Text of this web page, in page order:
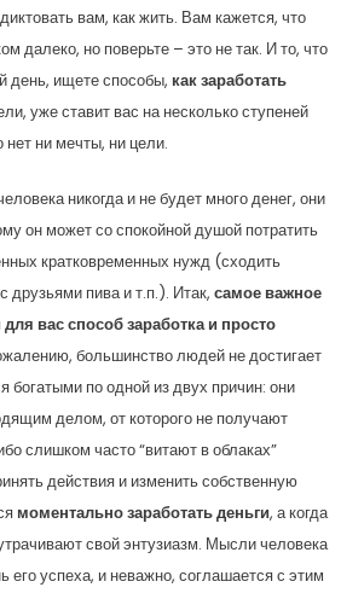
вам, как жить. Вам кажется, что
далеко, но поверьте – это не так. И то, что
день, ищете способы, как заработать
уже ставит вас на несколько ступеней
нет ни мечты, ни цели.
никогда и не будет много денег, они
он может со спокойной душой потратить
кратковременных нужд (сходить
друзьями пива и т.п.). Итак, самое важное
вас способ заработка и просто
большинство людей не достигает
богатыми по одной из двух причин: они
делом, от которого не получают
слишком часто “витают в облаках”
действия и изменить собственную
моментально заработать деньги, а когда
свой энтузиазм. Мысли человека
его успеха, и неважно, соглашается с этим